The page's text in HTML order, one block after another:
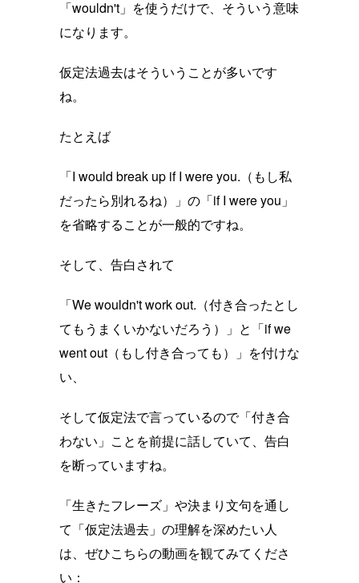
「wouldn't」を使うだけで、そういう意味
になります。
仮定法過去はそういうことが多いです
ね。
たとえば
「I would break up if I were you.（もし私
だったら別れるね）」の「if I were you」
を省略することが一般的ですね。
そして、告白されて
「We wouldn't work out.（付き合ったとし
てもうまくいかないだろう）」と「if we
went out（もし付き合っても）」を付けな
い、
そして仮定法で言っているので「付き合
わない」ことを前提に話していて、告白
を断っていますね。
「生きたフレーズ」や決まり文句を通し
て「仮定法過去」の理解を深めたい人
は、ぜひこちらの動画を観てみてくださ
い：